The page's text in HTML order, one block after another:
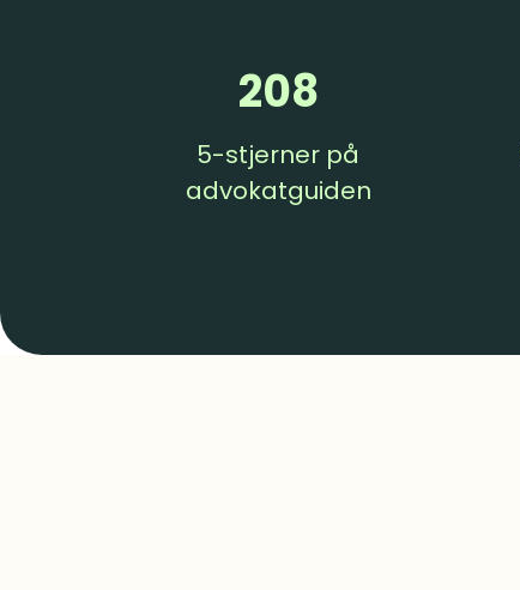
208
5-stjerner på
advokatguiden